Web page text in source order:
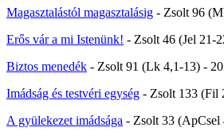
Magasztalástól magasztalásig - Zsolt 96
Erős vár a mi Istenünk! - Zsolt 46 (Jel 21-
Biztos menedék - Zsolt 91 (Lk 4,1-13) -
Imádság és testvéri egység - Zsolt 133 (Fil
A gyülekezet imádsága - Zsolt 33 (ApCsel